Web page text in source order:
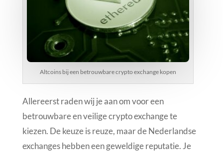
Altcoins bij een betrouwbare crypto exchange kopen
Allereerst raden wij je aan om voor een
betrouwbare en veilige crypto exchange te
kiezen. De keuze is reuze, maar de Nederlandse
exchanges hebben een geweldige reputatie. Je